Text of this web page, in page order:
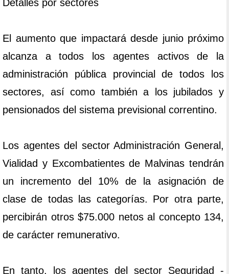
Detalles por sectores
El aumento que impactará desde junio próximo
alcanza a todos los agentes activos de la
administración pública provincial de todos los
sectores, así como también a los jubilados y
pensionados del sistema previsional correntino.
Los agentes del sector Administración General,
Vialidad y Excombatientes de Malvinas tendrán
un incremento del 10% de la asignación de
clase de todas las categorías. Por otra parte,
percibirán otros $75.000 netos al concepto 134,
de carácter remunerativo.
En tanto, los agentes del sector Seguridad -